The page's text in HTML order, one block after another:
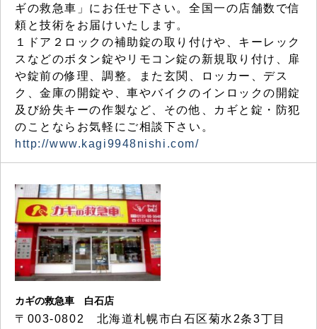
ギの救急車」にお任せ下さい。全国一の店舗数で信
頼と技術をお届けいたします。
１ドア２ロックの補助錠の取り付けや、キーレック
スなどのボタン錠やリモコン錠の新規取り付け、扉
や錠前の修理、調整。また玄関、ロッカー、デス
ク、金庫の開錠や、車やバイクのインロックの開錠
及び紛失キーの作製など、その他、カギと錠・防犯
のことならお気軽にご相談下さい。
http://www.kagi9948nishi.com/
カギの救急車 白石店
〒003-0802 北海道札幌市白石区菊水2条3丁目